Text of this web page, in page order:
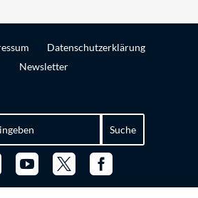
Datenschutzerklärung
Newsletter
  